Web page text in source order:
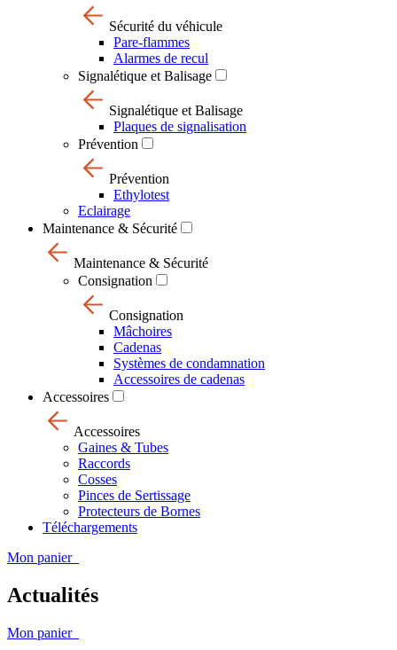
Sécurité du véhicule
Pare-flammes
Alarmes de recul
Signalétique et Balisage
Signalétique et Balisage
Plaques de signalisation
Prévention
Prévention
Ethylotest
Eclairage
Maintenance & Sécurité
Maintenance & Sécurité
Consignation
Consignation
Mâchoires
Cadenas
Systèmes de condamnation
Accessoires de cadenas
Accessoires
Accessoires
Gaines & Tubes
Raccords
Cosses
Pinces de Sertissage
Protecteurs de Bornes
Téléchargements
Mon panier
Actualités
Mon panier